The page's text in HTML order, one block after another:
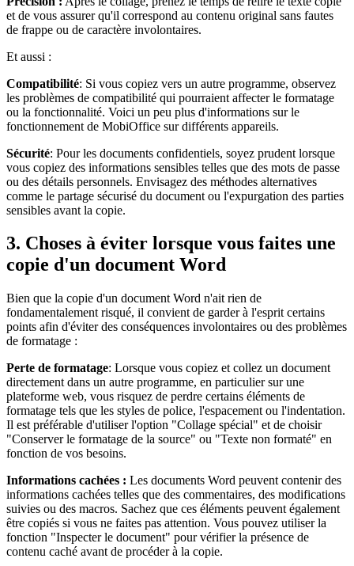
et de vous assurer qu'il correspond au contenu original sans fautes
de frappe ou de caractère involontaires.
Et aussi :
Compatibilité: Si vous copiez vers un autre programme, observez
les problèmes de compatibilité qui pourraient affecter le formatage
ou la fonctionnalité. Voici un peu plus d'informations sur le
fonctionnement de MobiOffice sur différents appareils.
Sécurité: Pour les documents confidentiels, soyez prudent lorsque
vous copiez des informations sensibles telles que des mots de passe
ou des détails personnels. Envisagez des méthodes alternatives
comme le partage sécurisé du document ou l'expurgation des parties
sensibles avant la copie.
3. Choses à éviter lorsque vous faites une
copie d'un document Word
Bien que la copie d'un document Word n'ait rien de
fondamentalement risqué, il convient de garder à l'esprit certains
points afin d'éviter des conséquences involontaires ou des problèmes
de formatage :
Perte de formatage: Lorsque vous copiez et collez un document
directement dans un autre programme, en particulier sur une
plateforme web, vous risquez de perdre certains éléments de
formatage tels que les styles de police, l'espacement ou l'indentation.
Il est préférable d'utiliser l'option "Collage spécial" et de choisir
"Conserver le formatage de la source" ou "Texte non formaté" en
fonction de vos besoins.
Informations cachées : Les documents Word peuvent contenir des
informations cachées telles que des commentaires, des modifications
suivies ou des macros. Sachez que ces éléments peuvent également
être copiés si vous ne faites pas attention. Vous pouvez utiliser la
fonction "Inspecter le document" pour vérifier la présence de
contenu caché avant de procéder à la copie.